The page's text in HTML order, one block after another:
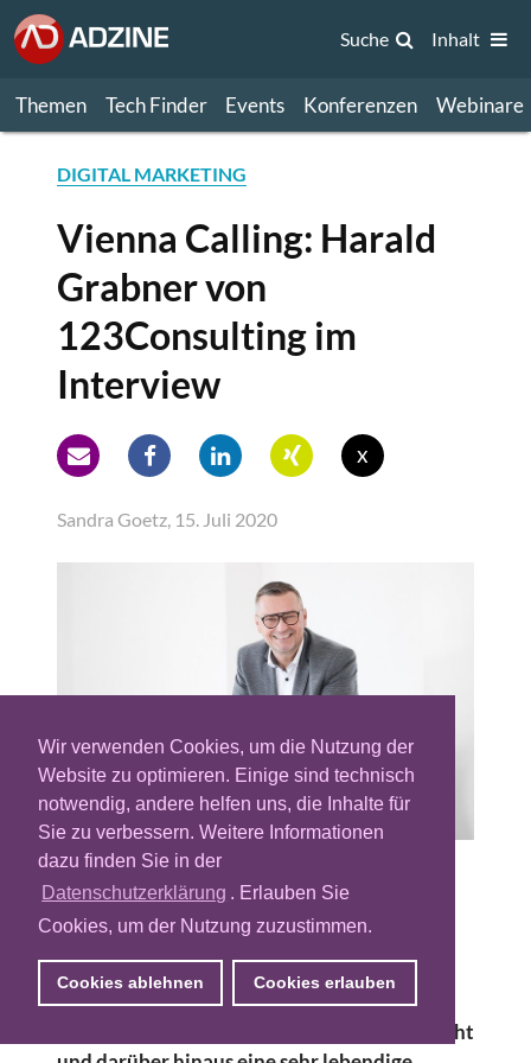
Wir verwenden Cookies, um die Nutzung der
Website zu optimieren. Einige sind technisch
notwendig, andere helfen uns, die Inhalte für
Sie zu verbessern. Weitere Informationen
dazu finden Sie in der
Datenschutzerklärung . Erlauben Sie
Cookies, um der Nutzung zuzustimmen.
Cookies ablehnen Cookies erlauben
Themen Tech Finder Events Konferenzen Webinare
Suche Inhalt
DIGITAL MARKETING
Vienna Calling: Harald
Grabner von
123Consulting im
Interview
x
Sandra Goetz, 15. Juli 2020
In punkto Lebensqualität belegt Wien seit
Jahren Bestnoten im weltweiten
Länderranking. Dass die österreichische
Metropole und drittgrößte Stadt im
deutschsprachigen Raum hinter Berlin und
Hamburg auch wirtschaftlich ganz gut dasteht